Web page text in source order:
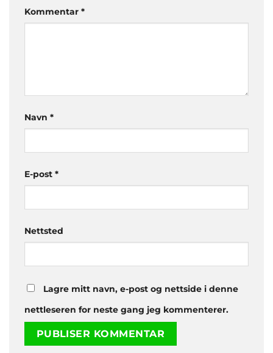
Kommentar *
Navn *
E-post *
Nettsted
Lagre mitt navn, e-post og nettside i denne
nettleseren for neste gang jeg kommenterer.